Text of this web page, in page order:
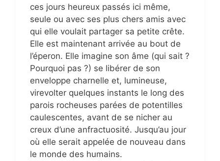
ces jours heureux passés ici même,
seule ou avec ses plus chers amis avec
qui elle voulait partager sa petite crête.
Elle est maintenant arrivée au bout de
l’éperon. Elle imagine son âme (qui sait ?
Pourquoi pas ?) se libérer de son
enveloppe charnelle et, lumineuse,
virevolter quelques instants le long des
parois rocheuses parées de potentilles
caulescentes, avant de se nicher au
creux d’une anfractuosité. Jusqu’au jour
où elle serait appelée de nouveau dans
le monde des humains.